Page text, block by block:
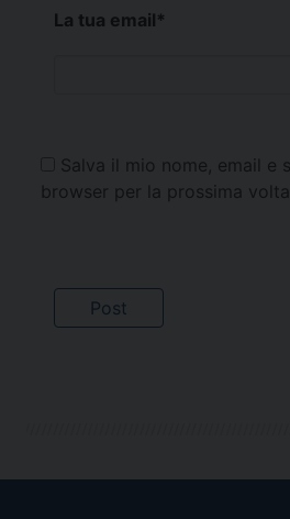
La tua email*
Salva il mio nome, email e
browser per la prossima